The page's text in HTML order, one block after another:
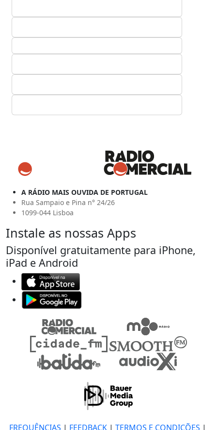
A RÁDIO MAIS OUVIDA DE PORTUGAL
Rua Sampaio e Pina n° 24/26
1099-044 Lisboa
Instale as nossas Apps
Disponível gratuitamente para iPhone,
iPad e Android
FREQUÊNCIAS | FEEDBACK| TERMOS E CONDIÇÕES |